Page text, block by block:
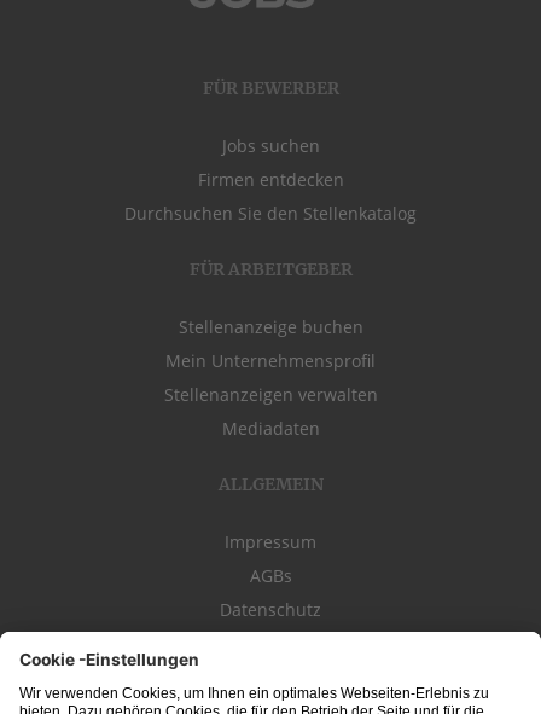
FÜR BEWERBER
Jobs suchen
Firmen entdecken
Durchsuchen Sie den Stellenkatalog
FÜR ARBEITGEBER
Stellenanzeige buchen
Mein Unternehmensprofil
Stellenanzeigen verwalten
Mediadaten
ALLGEMEIN
Impressum
AGBs
Datenschutz